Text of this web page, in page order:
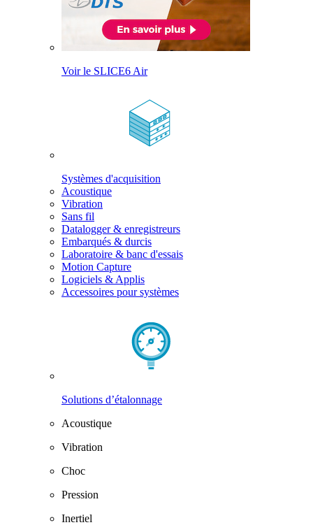
Voir le SLICE6 Air
Systèmes d'acquisition
Acoustique
Vibration
Sans fil
Datalogger & enregistreurs
Embarqués & durcis
Laboratoire & banc d'essais
Motion Capture
Logiciels & Applis
Accessoires pour systèmes
Solutions d’étalonnage
Acoustique
Vibration
Choc
Pression
Inertiel